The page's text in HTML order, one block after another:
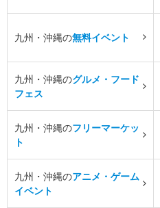
九州・沖縄の無料イベント
九州・沖縄のグルメ・フード
フェス
九州・沖縄のフリーマーケッ
ト
九州・沖縄のアニメ・ゲーム
イベント